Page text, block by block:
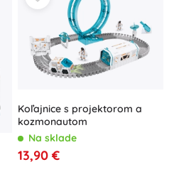
Koľajnice s projektorom a
kozmonautom
Na sklade
13,90 €